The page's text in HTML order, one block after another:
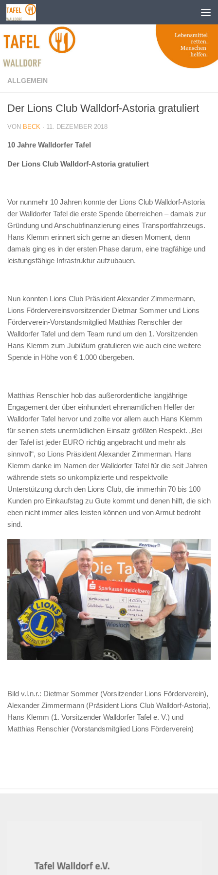
Zum Inhalt springen
ALLGEMEIN
Der Lions Club Walldorf-Astoria gratuliert
VON BECK · 11. DEZEMBER 2018
10 Jahre Walldorfer Tafel
Der Lions Club Walldorf-Astoria gratuliert
Vor nunmehr 10 Jahren konnte der Lions Club Walldorf-Astoria
der Walldorfer Tafel die erste Spende überreichen – damals zur
Gründung und Anschubfinanzierung eines Transportfahrzeugs.
Hans Klemm erinnert sich gerne an diesen Moment, denn
damals ging es in der ersten Phase darum, eine tragfähige und
leistungsfähige Infrastruktur aufzubauen.
Nun konnten Lions Club Präsident Alexander Zimmermann,
Lions Fördervereinsvorsitzender Dietmar Sommer und Lions
Förderverein-Vorstandsmitglied Matthias Renschler der
Walldorfer Tafel und dem Team rund um den 1. Vorsitzenden
Hans Klemm zum Jubiläum gratulieren wie auch eine weitere
Spende in Höhe von € 1.000 übergeben.
Matthias Renschler hob das außerordentliche langjährige
Engagement der über einhundert ehrenamtlichen Helfer der
Walldorfer Tafel hervor und zollte vor allem auch Hans Klemm
für seinen stets unermüdlichen Einsatz größten Respekt. „Bei
der Tafel ist jeder EURO richtig angebracht und mehr als
sinnvoll“, so Lions Präsident Alexander Zimmerman. Hans
Klemm danke im Namen der Walldorfer Tafel für die seit Jahren
währende stets so unkomplizierte und respektvolle
Unterstützung durch den Lions Club, die immerhin 70 bis 100
Kunden pro Einkaufstag zu Gute kommt und denen hilft, die sich
eben nicht immer alles leisten können und von Armut bedroht
sind.
Bild v.l.n.r.: Dietmar Sommer (Vorsitzender Lions Förderverein),
Alexander Zimmermann (Präsident Lions Club Walldorf-Astoria),
Hans Klemm (1. Vorsitzender Walldorfer Tafel e. V.) und
Matthias Renschler (Vorstandsmitglied Lions Förderverein)